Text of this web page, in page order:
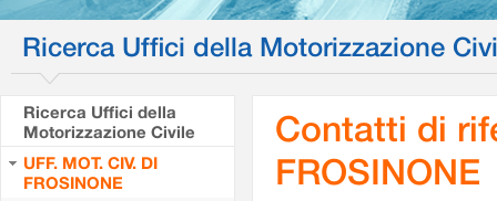
Ricerca Uffici della Motorizzazione
Ricerca Uffici della
Motorizzazione Civile
UFF. MOT. CIV. DI
FROSINONE
Contatti di
FROSINONE